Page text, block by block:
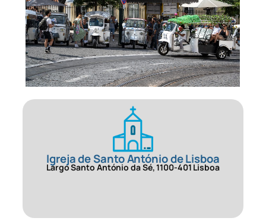
Igreja de Santo António de Lisboa
Largo Santo António da Sé, 1100-401 Lisboa